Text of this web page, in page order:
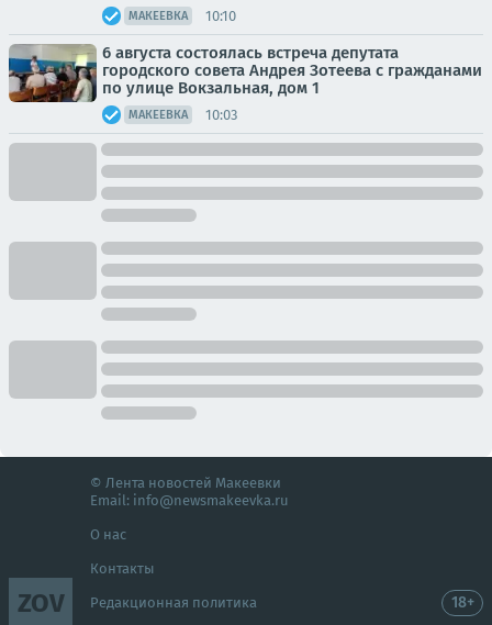
МАКЕЕВКА 10:10
6 августа состоялась встреча депутата
городского совета Андрея Зотеева с гражданами
по улице Вокзальная, дом 1
МАКЕЕВКА 10:03
ZOV
© Лента новостей Макеевки
Email: info@newsmakeevka.ru
О нас
Контакты
Редакционная политика 18+